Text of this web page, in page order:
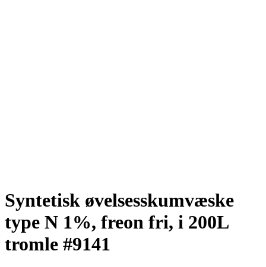
Syntetisk øvelsesskumvæske
type N 1%, freon fri, i 200L
tromle #9141